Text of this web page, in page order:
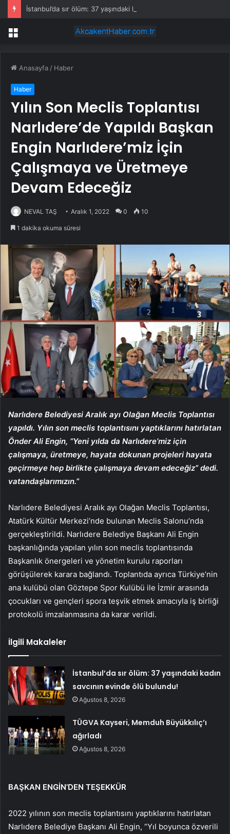
Menü
Anasayfa / Haber
Haber
Yılın Son Meclis Toplantısı
Narlıdere’de Yapıldı Başkan
Engin Narlıdere’miz İçin
Çalışmaya ve Üretmeye
Devam Edeceğiz
NEVAL TAŞ Aralık 1, 2022 0 10
1 dakika okuma süresi
Narlıdere Belediyesi Aralık ayı Olağan Meclis Toplantısı
yapıldı. Yılın son meclis toplantısını yaptıklarını hatırlatan
Önder Ali Engin, “Yeni yılda da Narlıdere’miz için
çalışmaya, üretmeye, hayata dokunan projeleri hayata
geçirmeye hep birlikte çalışmaya devam edeceğiz” dedi.
vatandaşlarımızın.”
Narlıdere Belediyesi Aralık ayı Olağan Meclis Toplantısı,
Atatürk Kültür Merkezi’nde bulunan Meclis Salonu’nda
gerçekleştirildi. Narlıdere Belediye Başkanı Ali Engin
başkanlığında yapılan yılın son meclis toplantısında
Başkanlık önergeleri ve yönetim kurulu raporları
görüşülerek karara bağlandı. Toplantıda ayrıca Türkiye’nin
ana kulübü olan Göztepe Spor Kulübü ile İzmir arasında
çocukları ve gençleri spora teşvik etmek amacıyla iş birliği
protokolü imzalanmasına da karar verildi.
İlgili Makaleler
İstanbul’da sır ölüm: 37 yaşındaki kadın
savcının evinde ölü bulundu!
Ağustos 8, 2026
TÜGVA Kayseri, Memduh Büyükkılıç’ı
ağırladı
Ağustos 8, 2026
BAŞKAN ENGİN’DEN TEŞEKKÜR
2022 yılının son meclis toplantısını yaptıklarını hatırlatan
Narlıdere Belediye Başkanı Ali Engin, “Yıl boyunca özverili